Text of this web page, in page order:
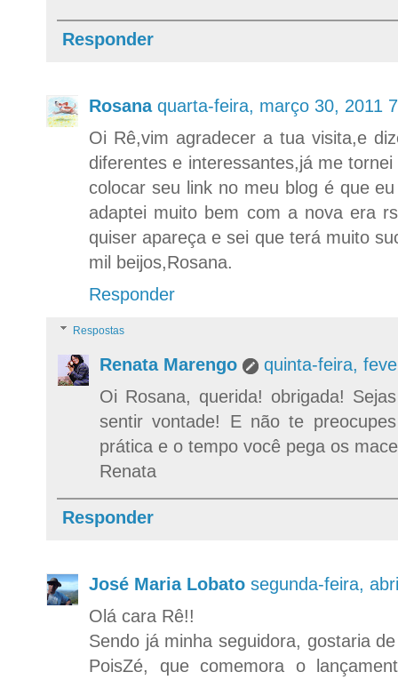
Responder
Rosana quarta-feira, março 30, 2011
Oi Rê,vim agradecer a tua visita,e
diferentes e interessantes,já me
colocar seu link no meu blog é que
adaptei muito bem com a nova era
quiser apareça e sei que terá muito
mil beijos,Rosana.
Responder
Respostas
Renata Marengo
quinta-feira,
Oi Rosana, querida! obrigada!
sentir vontade! E não te
prática e o tempo você pega os
Renata
Responder
José Maria Lobato segunda-feira,
Olá cara Rê!!
Sendo já minha seguidora, gostaria
PoisZé, que comemora o